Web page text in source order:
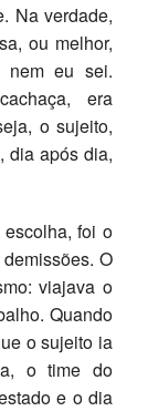
Na verdade,
ou melhor,
nem eu sei.
era
o sujeito,
dia após dia,
foi o
O
viajava o
Quando
o sujeito ia
o time do
e o dia